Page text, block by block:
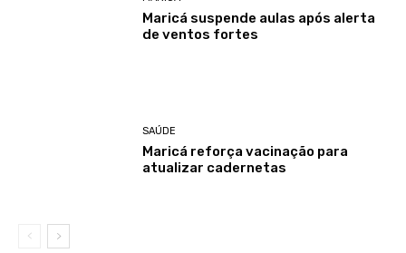
Maricá suspende aulas após alerta
de ventos fortes
SAÚDE
Maricá reforça vacinação para
atualizar cadernetas